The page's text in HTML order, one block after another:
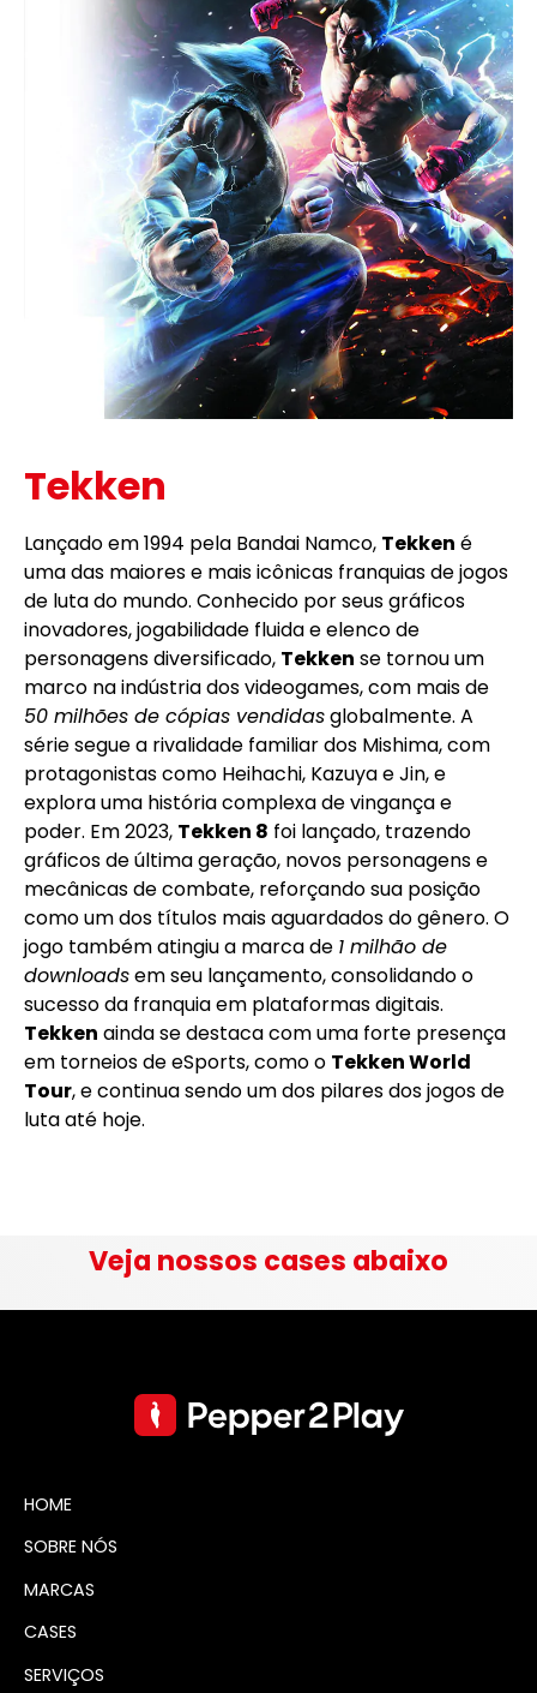
Tekken
Lançado em 1994 pela Bandai Namco, Tekken é
uma das maiores e mais icônicas franquias de jogos
de luta do mundo. Conhecido por seus gráficos
inovadores, jogabilidade fluida e elenco de
personagens diversificado, Tekken se tornou um
marco na indústria dos videogames, com mais de
50 milhões de cópias vendidasglobalmente. A
série segue a rivalidade familiar dos Mishima, com
protagonistas como Heihachi, Kazuya e Jin, e
explora uma história complexa de vingança e
poder. Em 2023, Tekken 8 foi lançado, trazendo
gráficos de última geração, novos personagens e
mecânicas de combate, reforçando sua posição
como um dos títulos mais aguardados do gênero. O
jogo também atingiu a marca de 1 milhão de
downloadsem seu lançamento, consolidando o
sucesso da franquia em plataformas digitais.
Tekken ainda se destaca com uma forte presença
em torneios de eSports, como o Tekken World
Tour, e continua sendo um dos pilares dos jogos de
luta até hoje.
Veja nossos cases abaixo
HOME
SOBRE NÓS
MARCAS
CASES
SERVIÇOS